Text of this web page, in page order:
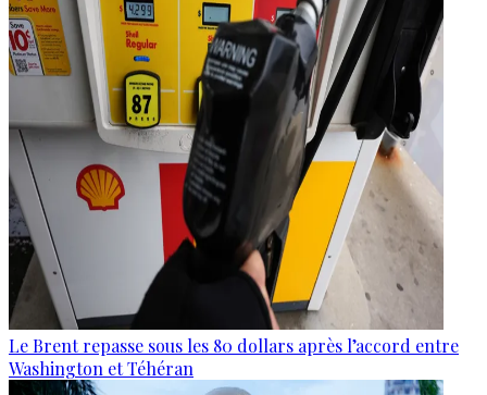
Le Brent repasse sous les 80 dollars après l’accord entre
Washington et Téhéran